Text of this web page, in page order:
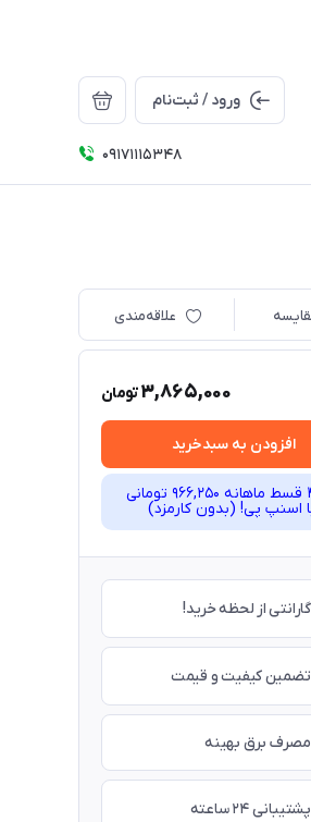
ورود / ثبت‌نام
09171115348
علاقه‌مندی
3,865,000تومان
افزودن به سبدخرید
4 قسط ماهانه 966,250 تومانی
اسنپ ‌پی! (بدون کارمزد)
گارانتی از لحظه خرید!
تضمین کیفیت و قیمت
مصرف برق بهینه
پشتیبانی ۲۴ ساعته